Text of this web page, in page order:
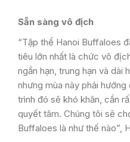
Sẵn sàng vô địch
“Tập thể Hanoi Buffaloes
tiêu lớn nhất là chức vô
ngắn hạn, trung hạn và dài
nhưng mùa này phải
trình đó sẽ khó khăn, cần
quyết tâm. Chúng tôi sẽ
Buffaloes là như thế nào”,